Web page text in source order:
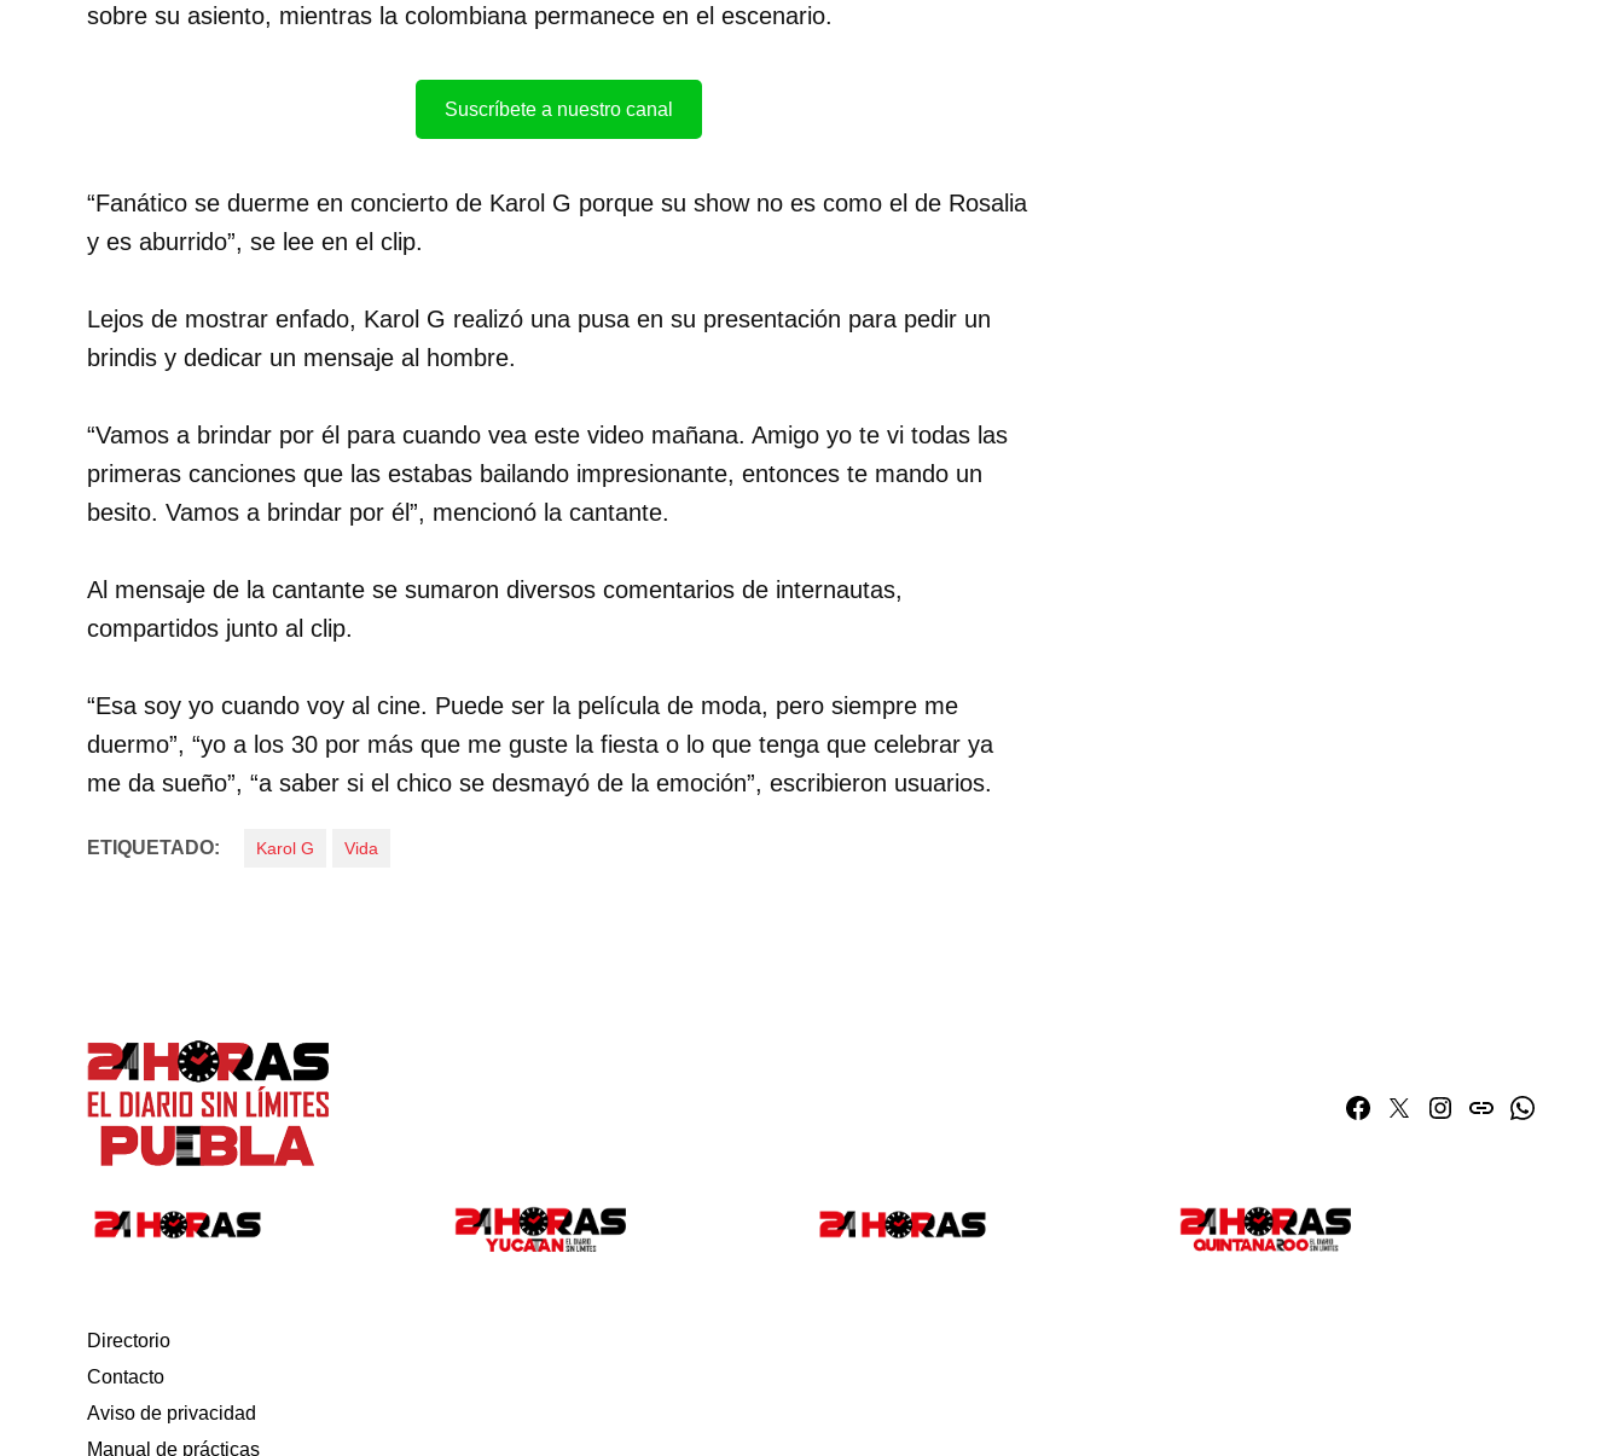
sobre su asiento, mientras la colombiana permanece en el escenario.
Suscríbete a nuestro canal
“Fanático se duerme en concierto de Karol G porque su show no es como el de Rosalia
y es aburrido”, se lee en el clip.
Lejos de mostrar enfado, Karol G realizó una pusa en su presentación para pedir un
brindis y dedicar un mensaje al hombre.
“Vamos a brindar por él para cuando vea este video mañana. Amigo yo te vi todas las
primeras canciones que las estabas bailando impresionante, entonces te mando un
besito. Vamos a brindar por él”, mencionó la cantante.
Al mensaje de la cantante se sumaron diversos comentarios de internautas,
compartidos junto al clip.
“Esa soy yo cuando voy al cine. Puede ser la película de moda, pero siempre me
duermo”, “yo a los 30 por más que me guste la fiesta o lo que tenga que celebrar ya
me da sueño”, “a saber si el chico se desmayó de la emoción”, escribieron usuarios.
ETIQUETADO: Karol G Vida
Facebook
TwitterInstagram
issuuWhatsapp
Directorio
Contacto
Aviso de privacidad
Manual de prácticas